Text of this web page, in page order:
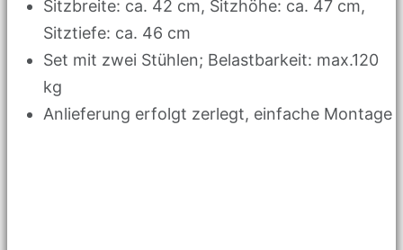
Sitzbreite: ca. 42 cm, Sitzhöhe: ca. 47 cm,
Sitztiefe: ca. 46 cm
Set mit zwei Stühlen; Belastbarkeit: max.120
kg
Anlieferung erfolgt zerlegt, einfache Montage